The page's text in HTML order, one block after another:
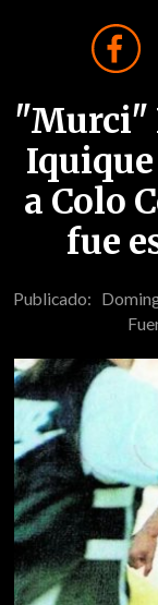
"Murci"
a Colo
fue
Publicado: